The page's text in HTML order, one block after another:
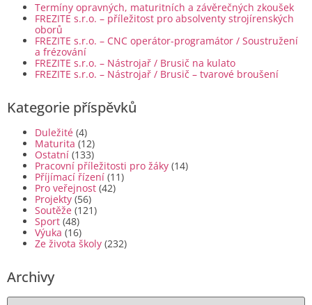
Termíny opravných, maturitních a závěrečných zkoušek
FREZITE s.r.o. – příležitost pro absolventy strojírenských
oborů
FREZITE s.r.o. – CNC operátor-programátor / Soustružení
a frézování
FREZITE s.r.o. – Nástrojař / Brusič na kulato
FREZITE s.r.o. – Nástrojař / Brusič – tvarové broušení
Kategorie příspěvků
Duležité (4)
Maturita (12)
Ostatní (133)
Pracovní příležitosti pro žáky (14)
Příjímací řízení (11)
Pro veřejnost (42)
Projekty (56)
Soutěže (121)
Sport (48)
Výuka (16)
Ze života školy (232)
Archivy